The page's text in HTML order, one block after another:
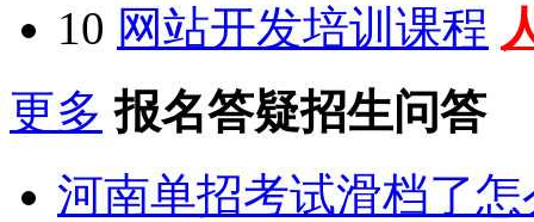
10 网站开发培训课程
更多 报名答疑招生问答
河南单招考试滑档了